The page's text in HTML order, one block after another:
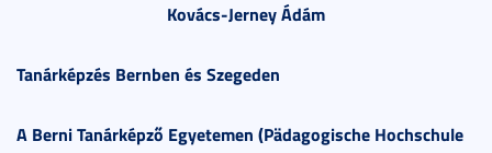
Kovács-Jerney Ádám
Tanárképzés Bernben és Szegeden
A Berni Tanárképző Egyetemen (Pädagogische Hochschule